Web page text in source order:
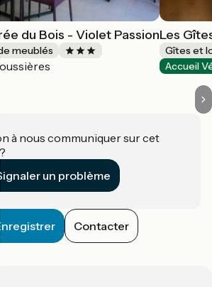
du Bois - Violet Passion
meublés
Les
Gîtes et
Accueil
à nous communiquer sur cet
Signaler un problème
Enregistrer Contacter